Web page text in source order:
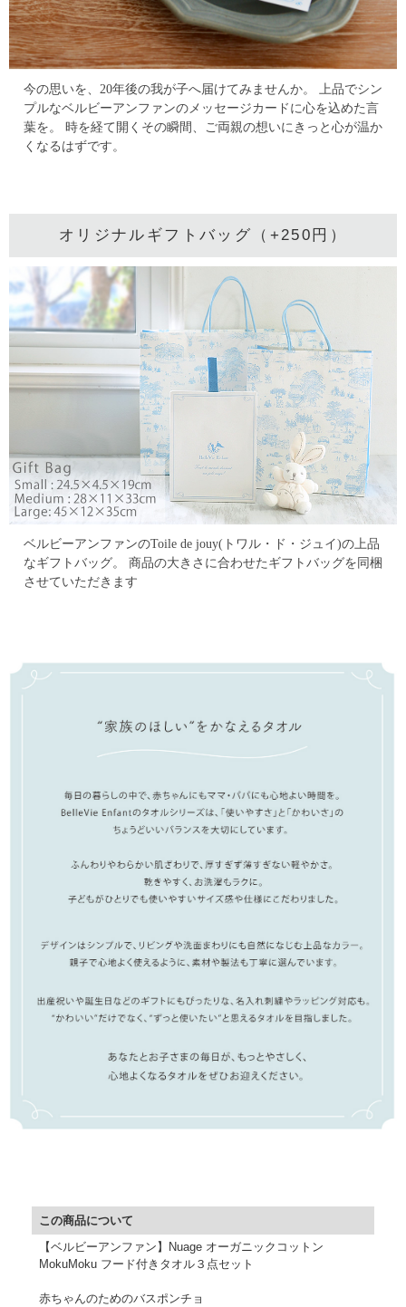
今の思いを、20年後の我が子へ届けてみませんか。
上品でシン
プルなベルビーアンファンのメッセージカードに心を込めた言
葉を。
時を経て開くその瞬間、ご両親の想いにきっと心が温か
くなるはずです。
オリジナルギフトバッグ（+250円）
ベルビーアンファンのToile de jouy(トワル・ド・ジュイ)の上品
なギフトバッグ。
商品の大きさに合わせたギフトバッグを同梱
させていただきます
この商品について
【ベルビーアンファン】Nuage オーガニックコットン
MokuMoku フード付きタオル３点セット
赤ちゃんのためのバスポンチョ